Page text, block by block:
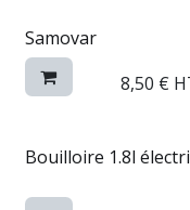
Samovar
8,50 €
Bouilloire 1.8l